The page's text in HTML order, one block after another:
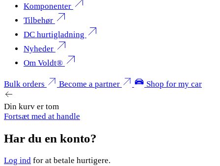
Komponenter
Tilbehør
DC hurtigladning
Nyheder
Om Voldt®
Bulk orders Become a partner Shop for my car
Din kurv er tom
Fortsæt med at handle
Har du en konto?
Log ind for at betale hurtigere.